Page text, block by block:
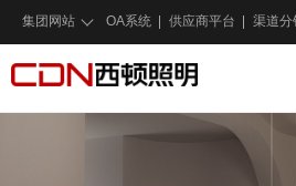
集团网站 OA系统 供应商平台 渠道分